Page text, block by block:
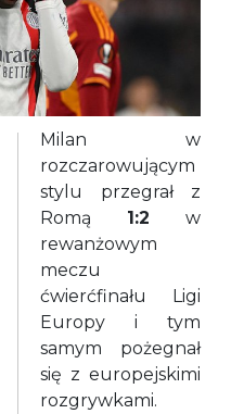
Milan w
rozczarowującym
stylu przegrał z
Romą 1:2 w
rewanżowym
meczu
ćwierćfinału Ligi
Europy i tym
samym pożegnał
się z europejskimi
rozgrywkami.